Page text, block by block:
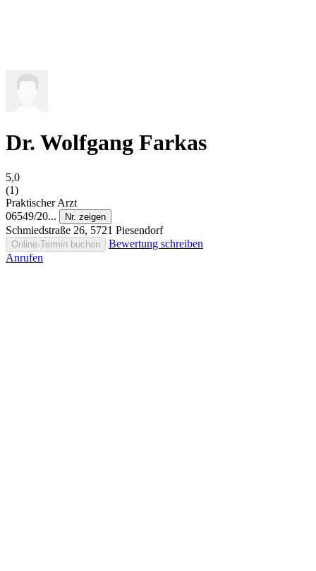
Dr. Wolfgang Farkas
5,0
(1)
Praktischer Arzt
06549/20...
Nr. zeigen
Schmiedstraße 26, 5721 Piesendorf
Online-Termin buchen
Bewertung schreiben
Anrufen